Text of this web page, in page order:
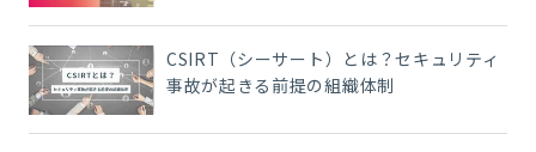
CSIRT（シーサート）とは？セキュリティ
事故が起きる前提の組織体制